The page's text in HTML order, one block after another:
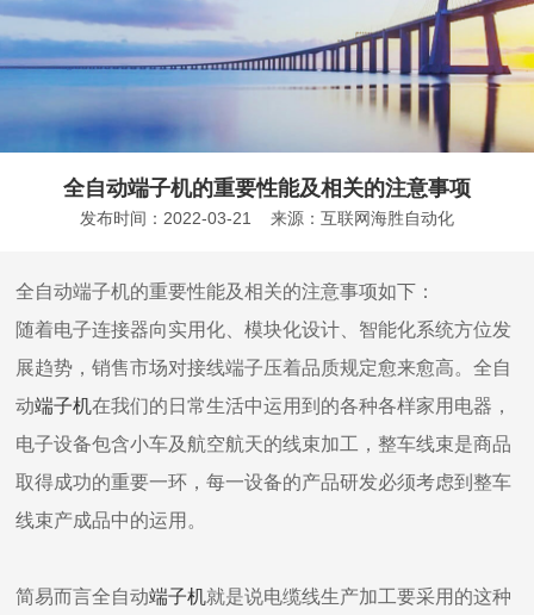
全自动端子机的重要性能及相关的注意事项
发布时间：2022-03-21 来源：互联网海胜自动化
全自动端子机的重要性能及相关的注意事项如下：
随着电子连接器向实用化、模块化设计、智能化系统方位发
展趋势，销售市场对接线端子压着品质规定愈来愈高。全自
动端子机在我们的日常生活中运用到的各种各样家用电器，
电子设备包含小车及航空航天的线束加工，整车线束是商品
取得成功的重要一环，每一设备的产品研发必须考虑到整车
线束产成品中的运用。
简易而言全自动端子机就是说电缆线生产加工要采用的这种